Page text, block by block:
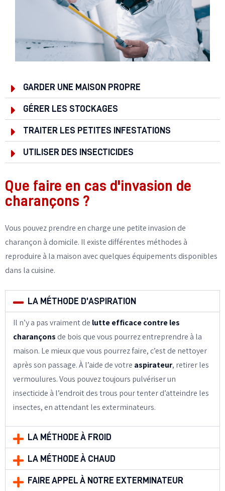
GARDER UNE MAISON PROPRE
GÉRER LES STOCKAGES
TRAITER LES PETITES INFESTATIONS
UTILISER DES INSECTICIDES
Que faire en cas d'invasion de
charançons ?
Vous pouvez prendre en charge une petite invasion de
charançon à domicile. Il existe différentes méthodes à
reproduire à la maison avec quelques équipements disponibles
dans la cuisine.
LA MÉTHODE D’ASPIRATION
Il n’y a pas vraiment de lutte efficace contre les
charançons de bois que vous pourrez entreprendre à la
maison. Le mieux que vous pourrez faire, c’est de nettoyer
après son passage. À l’aide de votre aspirateur, retirer les
vermoulures. Vous pouvez toujours pulvériser un
insecticide à l’endroit des trous pour tenter d’atteindre les
insectes, en attendant les exterminateurs.
LA MÉTHODE À FROID
LA MÉTHODE À CHAUD
FAIRE APPEL À NOTRE EXTERMINATEUR